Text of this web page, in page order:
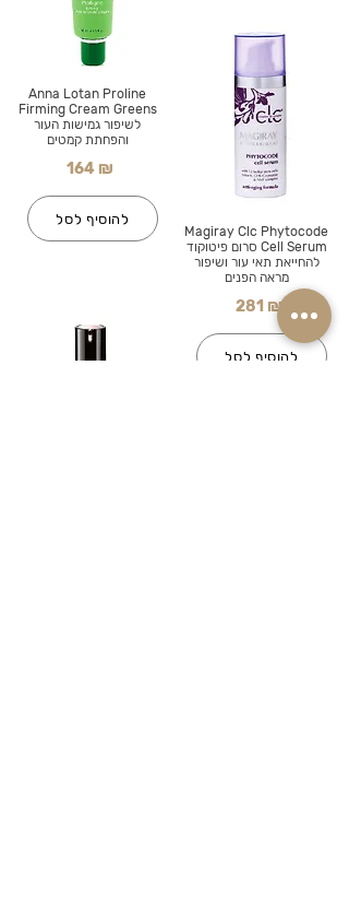
Anna Lotan Proline
Firming Cream Greens
לשיפור גמישות העור
והפחתת קמטים
164 ₪
להוסיף לסל
Magiray Clc Phytocode
Cell Serum סרום פיטוקוד
להחייאת תאי עור ושיפור
מראה הפנים
281 ₪
להוסיף לסל